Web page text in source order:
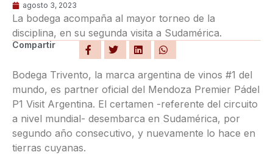
agosto 3, 2023
La bodega acompaña al mayor torneo de la
disciplina, en su segunda visita a Sudamérica.
Compartir
Bodega Trivento, la marca argentina de vinos #1 del
mundo, es partner oficial del Mendoza Premier Pádel
P1 Visit Argentina. El certamen -referente del circuito
a nivel mundial- desembarca en Sudamérica, por
segundo año consecutivo, y nuevamente lo hace en
tierras cuyanas.